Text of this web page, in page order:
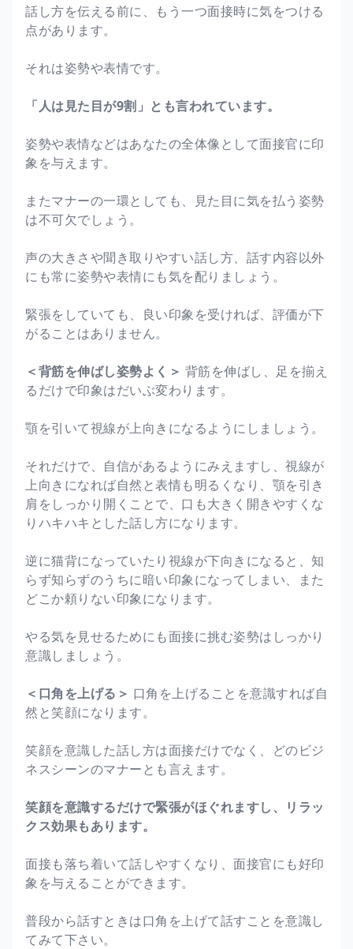
話し方を伝える前に、もう一つ面接時に気をつける
点があります。
それは姿勢や表情です。
「人は見た目が9割」とも言われています。
姿勢や表情などはあなたの全体像として面接官に印
象を与えます。
またマナーの一環としても、見た目に気を払う姿勢
は不可欠でしょう。
声の大きさや聞き取りやすい話し方、話す内容以外
にも常に姿勢や表情にも気を配りましょう。
緊張をしていても、良い印象を受ければ、評価が下
がることはありません。
＜背筋を伸ばし姿勢よく＞ 背筋を伸ばし、足を揃え
るだけで印象はだいぶ変わります。
顎を引いて視線が上向きになるようにしましょう。
それだけで、自信があるようにみえますし、視線が
上向きになれば自然と表情も明るくなり、顎を引き
肩をしっかり開くことで、口も大きく開きやすくな
りハキハキとした話し方になります。
逆に猫背になっていたり視線が下向きになると、知
らず知らずのうちに暗い印象になってしまい、また
どこか頼りない印象になります。
やる気を見せるためにも面接に挑む姿勢はしっかり
意識しましょう。
＜口角を上げる＞ 口角を上げることを意識すれば自
然と笑顔になります。
笑顔を意識した話し方は面接だけでなく、どのビジ
ネスシーンのマナーとも言えます。
笑顔を意識するだけで緊張がほぐれますし、リラッ
クス効果もあります。
面接も落ち着いて話しやすくなり、面接官にも好印
象を与えることができます。
普段から話すときは口角を上げて話すことを意識し
てみて下さい。